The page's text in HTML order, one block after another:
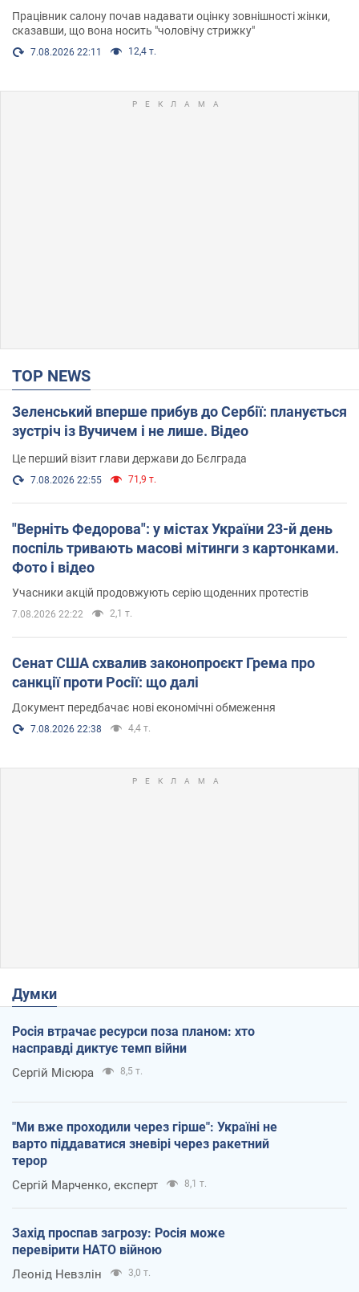
Працівник салону почав надавати оцінку зовнішності жінки,
сказавши, що вона носить "чоловічу стрижку"
7.08.2026 22:11 12,4 т.
TOP NEWS
Зеленський вперше прибув до Сербії: планується
зустріч із Вучичем і не лише. Відео
Це перший візит глави держави до Бєлграда
7.08.2026 22:55 71,9 т.
"Верніть Федорова": у містах України 23-й день
поспіль тривають масові мітинги з картонками.
Фото і відео
Учасники акцій продовжують серію щоденних протестів
7.08.2026 22:22 2,1 т.
Сенат США схвалив законопроєкт Грема про
санкції проти Росії: що далі
Документ передбачає нові економічні обмеження
7.08.2026 22:38 4,4 т.
Думки
Росія втрачає ресурси поза планом: хто
насправді диктує темп війни
Сергій Місюра 8,5 т.
"Ми вже проходили через гірше": Україні не
варто піддаватися зневірі через ракетний
терор
Сергій Марченко, експерт 8,1 т.
Захід проспав загрозу: Росія може
перевірити НАТО війною
Леонід Невзлін 3,0 т.